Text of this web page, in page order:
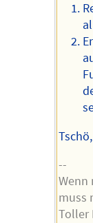
--
Wenn
muss
Toller